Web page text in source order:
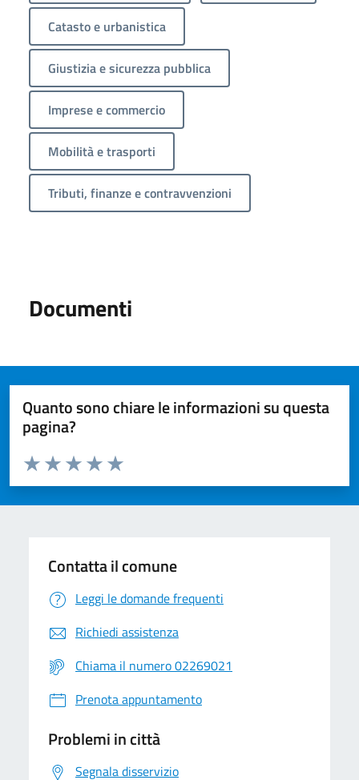
Catasto e urbanistica
Giustizia e sicurezza pubblica
Imprese e commercio
Mobilità e trasporti
Tributi, finanze e contravvenzioni
Documenti
Quanto sono chiare le informazioni su questa
pagina?
Valuta da 1 a 5 stelle la pagina
Valuta 5 stelle su 5
Valuta 4 stelle su 5
Valuta 3 stelle su 5
Valuta 2 stelle su 5
Valuta 1 stelle su 5
Contatta il comune
Leggi le domande frequenti
Richiedi assistenza
Chiama il numero 02269021
Prenota appuntamento
Problemi in città
Segnala disservizio